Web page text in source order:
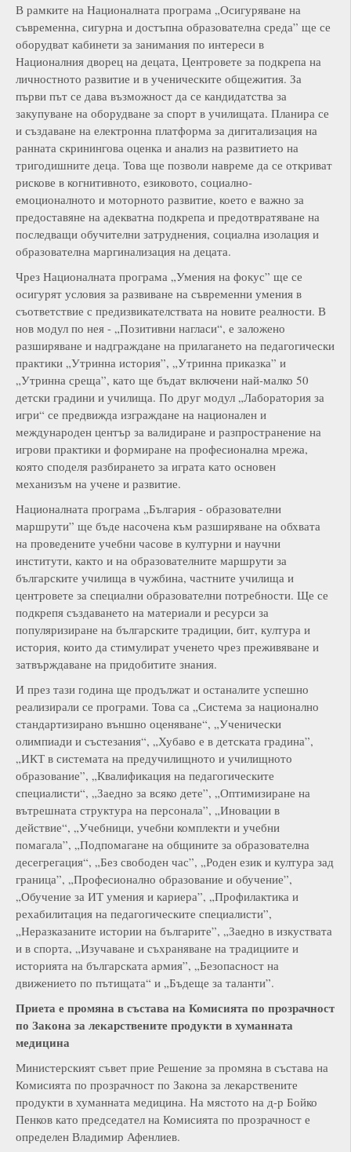
В рамките на Националната програма „Осигуряване на
съвременна, сигурна и достъпна образователна среда” ще се
оборудват кабинети за занимания по интереси в
Националния дворец на децата, Центровете за подкрепа на
личностното развитие и в ученическите общежития. За
първи път се дава възможност да се кандидатства за
закупуване на оборудване за спорт в училищата. Планира се
и създаване на електронна платформа за дигитализация на
ранната скринингова оценка и анализ на развитието на
тригодишните деца. Това ще позволи навреме да се откриват
рискове в когнитивното, езиковото, социално-
емоционалното и моторното развитие, което е важно за
предоставяне на адекватна подкрепа и предотвратяване на
последващи обучителни затруднения, социална изолация и
образователна маргинализация на децата.
Чрез Националната програма „Умения на фокус” ще се
осигурят условия за развиване на съвременни умения в
съответствие с предизвикателствата на новите реалности. В
нов модул по нея - „Позитивни нагласи“, е заложено
разширяване и надграждане на прилагането на педагогически
практики „Утринна история”, „Утринна приказка” и
„Утринна среща”, като ще бъдат включени най-малко 50
детски градини и училища. По друг модул „Лаборатория за
игри“ се предвижда изграждане на национален и
международен център за валидиране и разпространение на
игрови практики и формиране на професионална мрежа,
която споделя разбирането за играта като основен
механизъм на учене и развитие.
Националната програма „България - образователни
маршрути” ще бъде насочена към разширяване на обхвата
на проведените учебни часове в културни и научни
институти, както и на образователните маршрути за
българските училища в чужбина, частните училища и
центровете за специални образователни потребности. Ще се
подкрепя създаването на материали и ресурси за
популяризиране на българските традиции, бит, култура и
история, които да стимулират ученето чрез преживяване и
затвърждаване на придобитите знания.
И през тази година ще продължат и останалите успешно
реализирали се програми. Това са „Система за национално
стандартизирано външно оценяване“, „Ученически
олимпиади и състезания“, „Хубаво е в детската градина”,
„ИКТ в системата на предучилищното и училищното
образование”, „Квалификация на педагогическите
специалисти“, „Заедно за всяко дете”, „Оптимизиране на
вътрешната структура на персонала”, „Иновации в
действие“, „Учебници, учебни комплекти и учебни
помагала”, „Подпомагане на общините за образователна
десегрегация“, „Без свободен час”, „Роден език и култура зад
граница”, „Професионално образование и обучение”,
„Обучение за ИТ умения и кариера”, „Профилактика и
рехабилитация на педагогическите специалисти”,
„Неразказаните истории на българите”, „Заедно в изкуствата
и в спорта, „Изучаване и съхраняване на традициите и
историята на българската армия”, „Безопасност на
движението по пътищата“ и „Бъдеще за таланти”.
Приета е промяна всъстава на Комисията по прозрачност
по Закона за лекарствените продукти в хуманната
медицина
Министерският съвет прие Решение за промяна в състава на
Комисията по прозрачност по Закона за лекарствените
продукти в хуманната медицина. На мястото на д-р Бойко
Пенков като председател на Комисията по прозрачност е
определен Владимир Афенлиев.